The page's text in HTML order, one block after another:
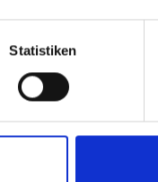
Statistiken